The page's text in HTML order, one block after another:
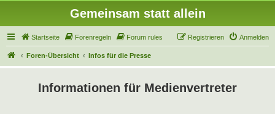
Gemeinsam statt allein
Startseite Forenregeln Forum rules Anmelden
Registrieren
Foren-Übersicht Infos für die Presse
Informationen für Medienvertreter